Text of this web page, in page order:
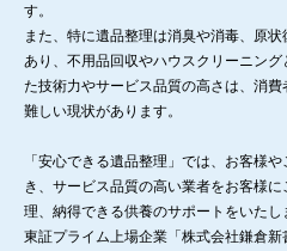
す。
また、特に遺品整理は消臭や消毒、原
あり、不用品回収やハウスクリーニン
た技術力やサービス品質の高さは、消
難しい現状があります。
「安心できる遺品整理」では、お客様
き、サービス品質の高い業者をお客様
理、納得できる供養のサポートをいたし
東証プライム上場企業「株式会社鎌倉